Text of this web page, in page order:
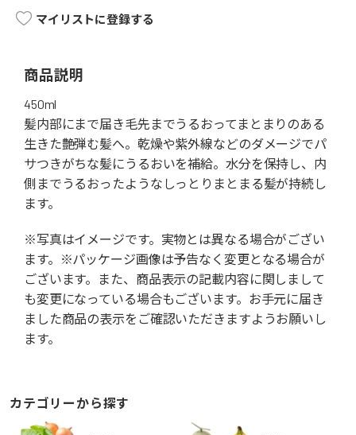
マイリストに登録する
商品説明
450ml
髪内部にまで届き毛先までうるおってまとまりのある
生きた艶弾む髪へ。乾燥や紫外線などのダメージでパ
サつきがちな髪にうるおいを補給。水分を保持し、内
側までうるおったようなしっとりまとまる髪が持続し
ます。
※写真はイメージです。実物とは異なる場合がござい
ます。※パッケージ画像は予告なく変更となる場合が
ございます。また、商品表示の記載内容に関しまして
も変更になっている場合もございます。お手元に届き
ました商品の表示をご確認いただきますようお願いし
ます。
カテゴリーから探す